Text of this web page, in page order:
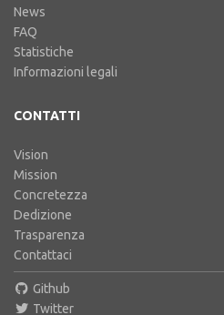
News
FAQ
Statistiche
Informazioni legali
CONTATTI
Vision
Mission
Concretezza
Dedizione
Trasparenza
Contattaci
Github
Twitter